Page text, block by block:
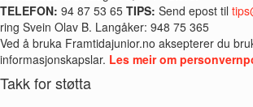
TELEFON: 94 87 53 65 TIPS: Send epost til
ring Svein Olav B. Langåker: 948 75 365
Ved å bruka Framtidajunior.no aksepterer du
informasjonskapslar. Les meir om
Takk for støtta